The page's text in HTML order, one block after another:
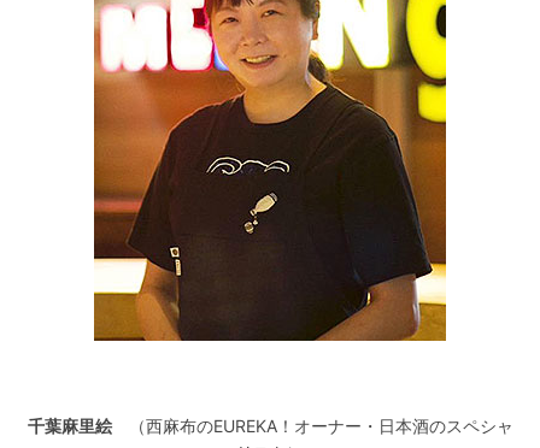
千葉麻里絵（西麻布のEUREKA！オーナー・日本酒のスペシャ